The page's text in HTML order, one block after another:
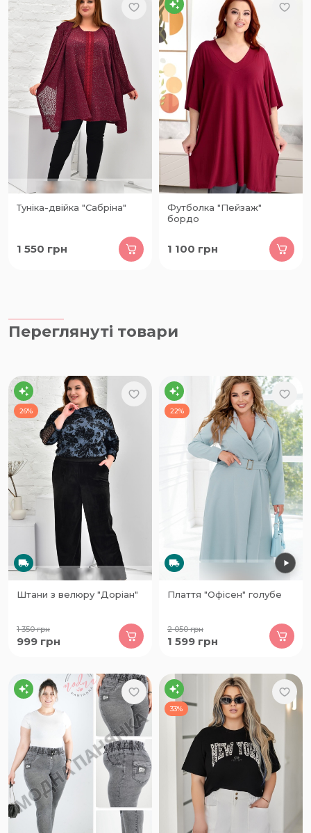
Туніка-двійка "Сабріна"
1 550 грн
Футболка "Пейзаж"
бордо
1 100 грн
Переглянуті товари
26%
Штани з велюру "Доріан"
1 350грн
999 грн
22%
Плаття "Офісен" голубе
2 050грн
1 599 грн
33%